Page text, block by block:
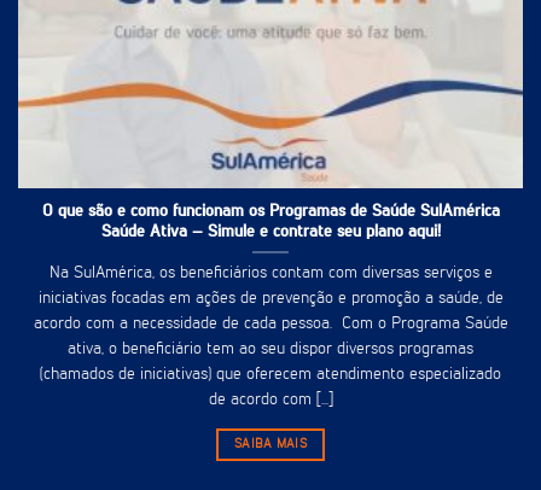
O que são e como funcionam os Programas de Saúde SulAmérica
Saúde Ativa – Simule e contrate seu plano aqui!
Na SulAmérica, os beneficiários contam com diversas serviços e
iniciativas focadas em ações de prevenção e promoção a saúde, de
acordo com a necessidade de cada pessoa. Com o Programa Saúde
ativa, o beneficiário tem ao seu dispor diversos programas
(chamados de iniciativas) que oferecem atendimento especializado
de acordo com [...]
SAIBA MAIS